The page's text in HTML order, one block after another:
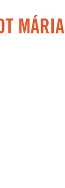
MÁRIA